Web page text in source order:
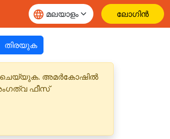
ലോഗിൻ
തിരയുക
ചെയ്യുക. അമർകോഷിൽ
ഫീസ്